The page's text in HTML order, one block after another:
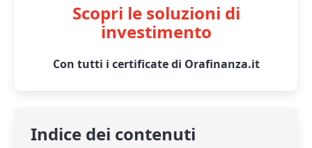
Scopri le soluzioni di
investimento
Con tutti i certificate di Orafinanza.it
Indice dei contenuti